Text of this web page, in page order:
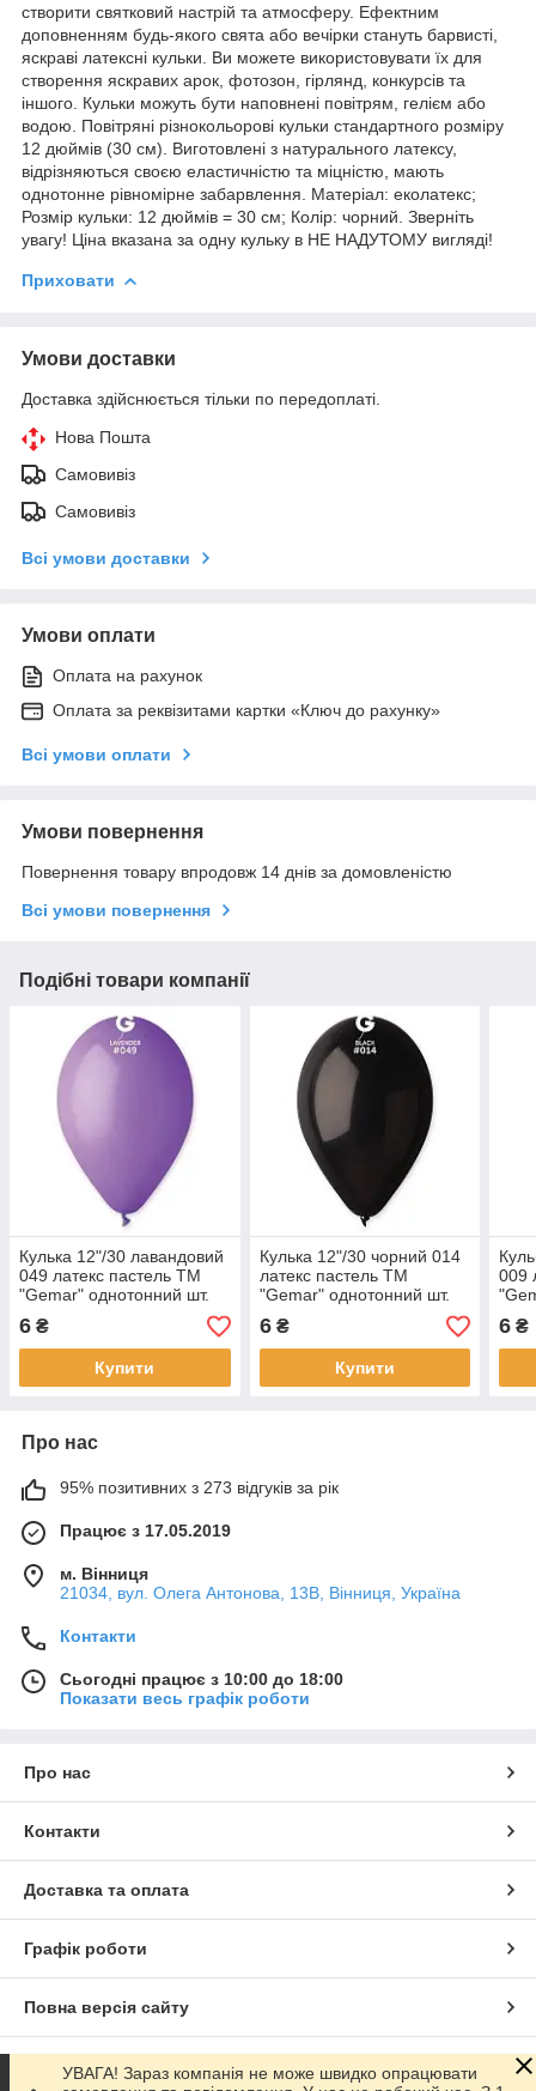
створити святковий настрій та атмосферу. Ефектним
доповненням будь-якого свята або вечірки стануть барвисті,
яскраві латексні кульки. Ви можете використовувати їх для
створення яскравих арок, фотозон, гірлянд, конкурсів та
іншого. Кульки можуть бути наповнені повітрям, гелієм або
водою. Повітряні різнокольорові кульки стандартного розміру
12 дюймів (30 см). Виготовлені з натурального латексу,
відрізняються своєю еластичністю та міцністю, мають
однотонне рівномірне забарвлення. Матеріал: еколатекс;
Розмір кульки: 12 дюймів = 30 см; Колір: чорний. Зверніть
увагу! Ціна вказана за одну кульку в НЕ НАДУТОМУ вигляді!
Приховати
Умови доставки
Доставка здійснюється тільки по передоплаті.
Нова Пошта
Самовивіз
Самовивіз
Всі умови доставки
Умови оплати
Оплата на рахунок
Оплата за реквізитами картки «Ключ до рахунку»
Всі умови оплати
Умови повернення
Повернення товару впродовж 14 днів за домовленістю
Всі умови повернення
Подібні товари компанії
Кулька 12"/30 лавандовий
049 латекс пастель ТМ
"Gemar" однотонний шт.
6 ₴
Купити
Кулька 12"/30 чорний 014
латекс пастель ТМ
"Gemar" однотонний шт.
6₴
Купити
009
6 ₴
Про нас
95% позитивних з 273 відгуків за рік
Працює з 17.05.2019
м. Вінниця
21034, вул. Олега Антонова, 13В, Вінниця, Україна
Контакти
Сьогодні працює з 10:00 до 18:00
Показати весь графік роботи
Про нас
Контакти
Доставка та оплата
Графік роботи
Повна версія сайту
Сайт створено на маркетплейсіProm.ua
УВАГА! Зараз компанія не може швидко опрацювати